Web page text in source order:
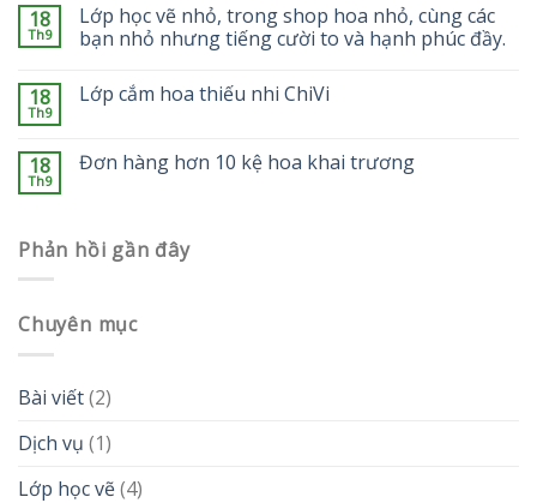
18
Th9
Lớp học vẽ nhỏ, trong shop hoa nhỏ, cùng các
bạn nhỏ nhưng tiếng cười to và hạnh phúc đầy.
18
Th9
Lớp cắm hoa thiếu nhi ChiVi
18
Th9
Đơn hàng hơn 10 kệ hoa khai trương
Phản hồi gần đây
Chuyên mục
Bài viết(2)
Dịch vụ (1)
Lớp học vẽ(4)